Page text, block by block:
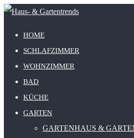
HOME
SCHLAFZIMMER
WOHNZIMMER
BAD
KÜCHE
GARTEN
GARTENHAUS &